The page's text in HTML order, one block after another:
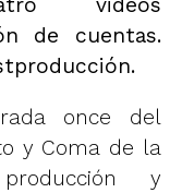
de cuentas.
once del
y Coma de la
producción y